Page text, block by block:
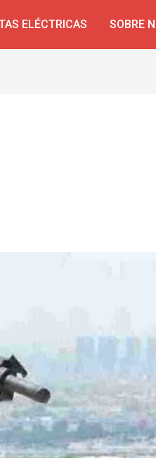
ELÉCTRICAS SOBRE